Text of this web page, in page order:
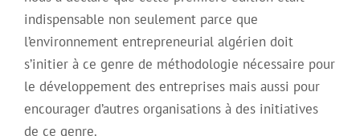
indispensable non seulement parce que
l’environnement entrepreneurial algérien doit
s’initier à ce genre de méthodologie nécessaire pour
le développement des entreprises mais aussi pour
encourager d’autres organisations à des initiatives
de ce genre.